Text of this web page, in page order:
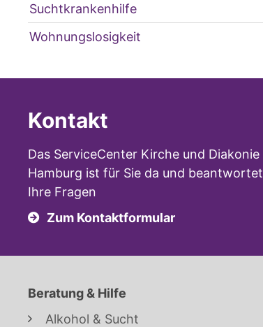
Suchtkrankenhilfe
Wohnungslosigkeit
Kontakt
Das ServiceCenter Kirche und Diakonie
Hamburg ist für Sie da und beantwortet
Ihre Fragen
Zum Kontaktformular
Beratung & Hilfe
Alkohol & Sucht